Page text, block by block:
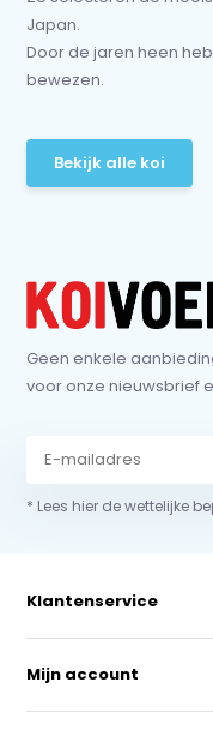
Japan.
Door de jaren heen
bewezen.
Bekijk alle koi
Geen enkele
voor onze nieuwsbrief
* Lees hier de wettelijke
Klantenservice
Mijn account